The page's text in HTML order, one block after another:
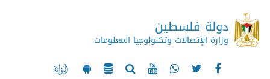
دولة فلسطين
وزارة الإتصالات وتكنولوجيا المعلومات